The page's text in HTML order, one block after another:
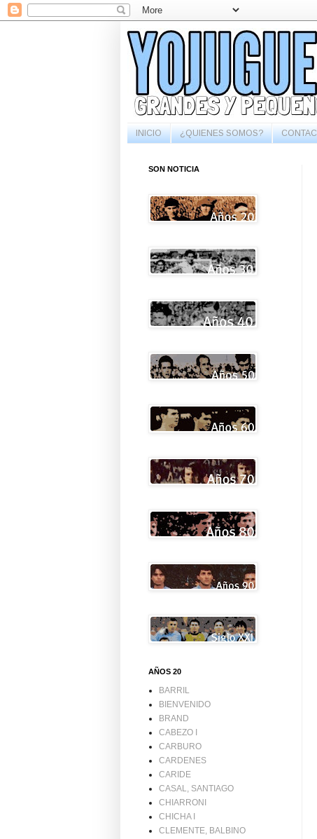
INICIO ¿QUIENES SOMOS?
SON NOTICIA
AÑOS 20
BARRIL
BIENVENIDO
BRAND
CABEZO I
CARBURO
CARDENES
CARIDE
CASAL, SANTIAGO
CHIARRONI
CHICHA I
CLEMENTE, BALBINO